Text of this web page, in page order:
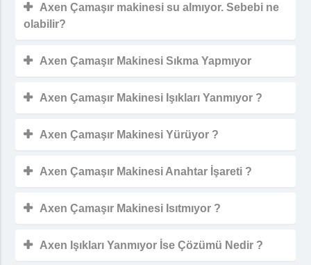
Axen Çamaşır makinesi su almıyor. Sebebi ne
olabilir?
Axen Çamaşır Makinesi Sıkma Yapmıyor
Axen Çamaşır Makinesi Işıkları Yanmıyor ?
Axen Çamaşır Makinesi Yürüyor ?
Axen Çamaşır Makinesi Anahtar İşareti ?
Axen Çamaşır Makinesi Isıtmıyor ?
Axen Işıkları Yanmıyor İse Çözümü Nedir ?